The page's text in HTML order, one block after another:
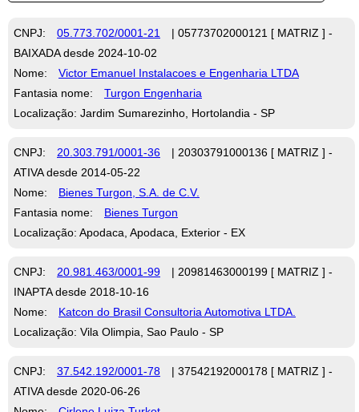
CNPJ: 05.773.702/0001-21
| 05773702000121 [ MATRIZ ] -
BAIXADA desde 2024-10-02
Nome:
Victor Emanuel Instalacoes e Engenharia LTDA
Fantasia nome:
Turgon Engenharia
Localização: Jardim Sumarezinho, Hortolandia - SP
CNPJ: 20.303.791/0001-36
| 20303791000136 [ MATRIZ ] -
ATIVA desde 2014-05-22
Nome:
Bienes Turgon, S.A. de C.V.
Fantasia nome:
Bienes Turgon
Localização: Apodaca, Apodaca, Exterior - EX
CNPJ: 20.981.463/0001-99
| 20981463000199 [ MATRIZ ] -
INAPTA desde 2018-10-16
Nome:
Katcon do Brasil Consultoria Automotiva LTDA.
Localização: Vila Olimpia, Sao Paulo - SP
CNPJ: 37.542.192/0001-78
| 37542192000178 [ MATRIZ ] -
ATIVA desde 2020-06-26